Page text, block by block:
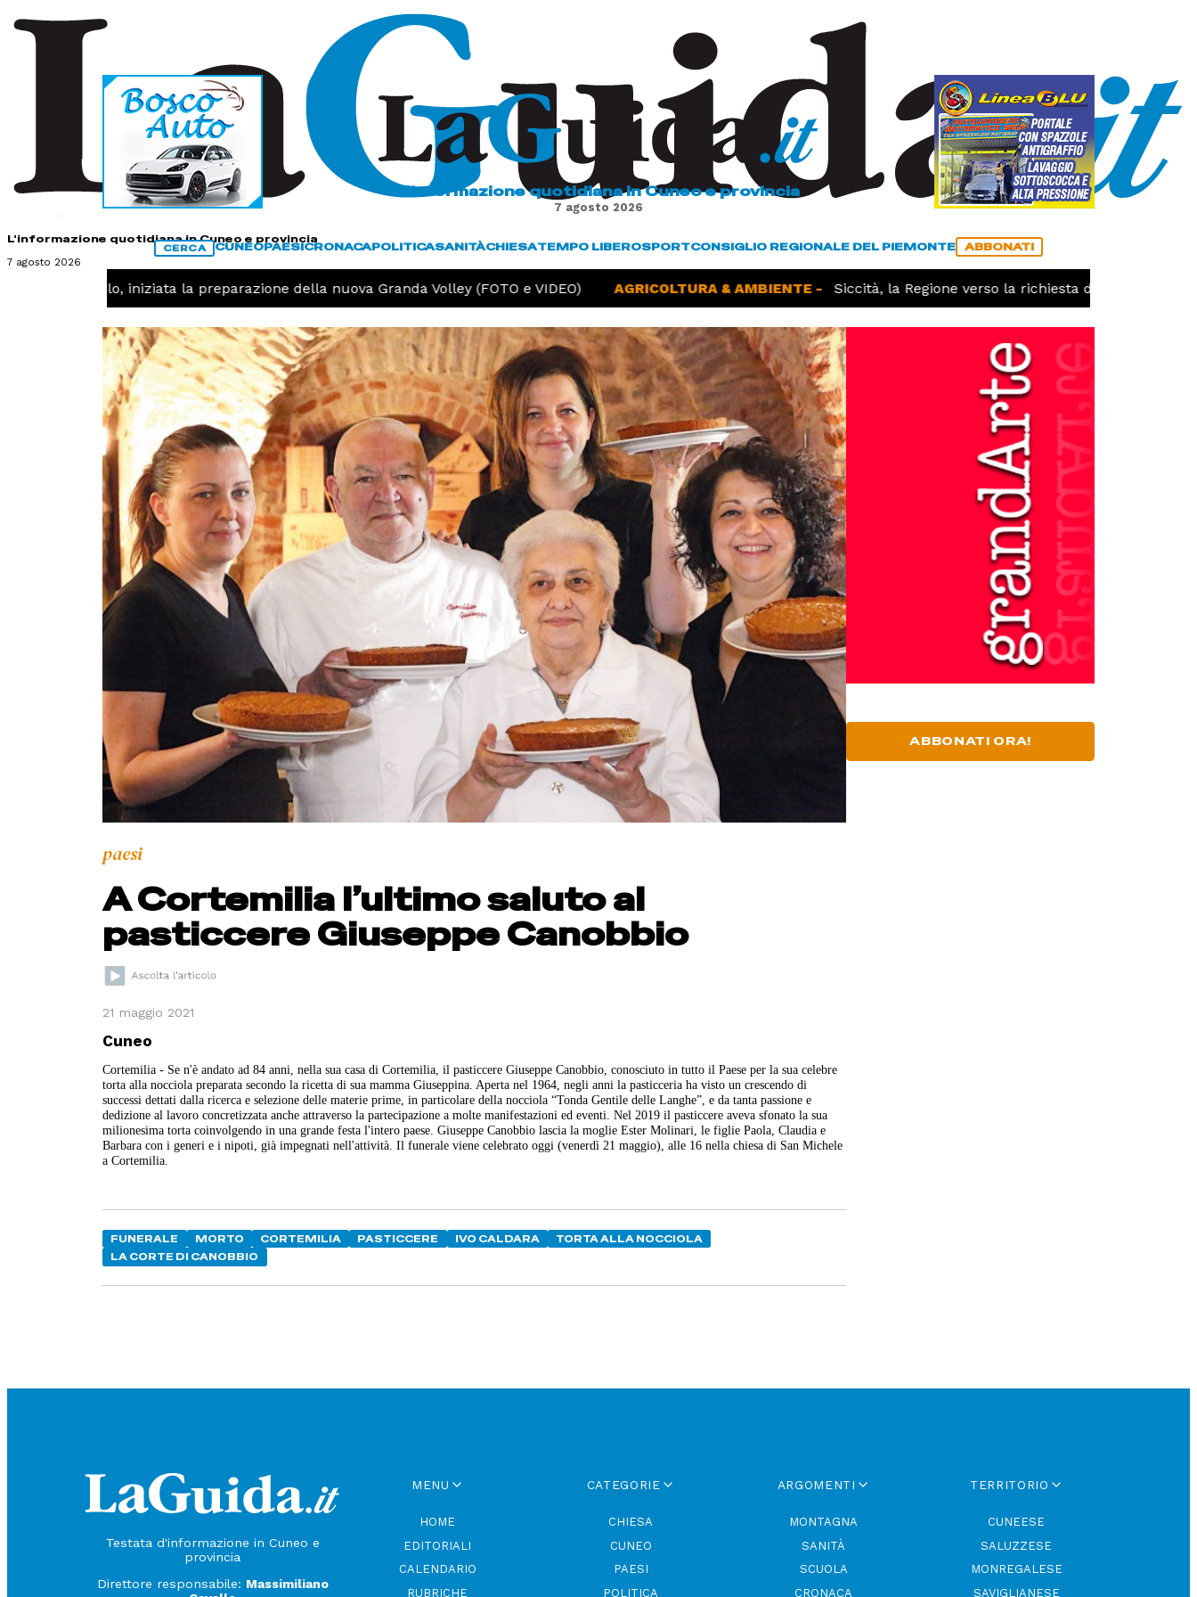
L'informazione quotidiana in Cuneo e provincia
7 agosto 2026
L'informazione quotidiana in Cuneo e provincia
7 agosto 2026
CERCA CUNEOPAESICRONACAPOLITICASANITÀCHIESATEMPO LIBEROSPORTCONSIGLIO REGIONALE DEL PIEMONTE ABBONATI
Pallavolo, iniziata la preparazione della nuova Granda Volley (FOTO e VIDEO) AGRICOLTURA & AMBIENTE - Siccità, la Regione verso la richiesta dello stato di
paesi
A Cortemilia l’ultimo saluto al
pasticcere Giuseppe Canobbio
21 maggio 2021
Cuneo
Cortemilia - Se n'è andato ad 84 anni, nella sua casa di Cortemilia, il pasticcere Giuseppe Canobbio, conosciuto in tutto il Paese per la sua celebre
torta alla nocciola preparata secondo la ricetta di sua mamma Giuseppina. Aperta nel 1964, negli anni la pasticceria ha visto un crescendo di
successi dettati dalla ricerca e selezione delle materie prime, in particolare della nocciola “Tonda Gentile delle Langhe”, e da tanta passione e
dedizione al lavoro concretizzata anche attraverso la partecipazione a molte manifestazioni ed eventi. Nel 2019 il pasticcere aveva sfonato la sua
milionesima torta coinvolgendo in una grande festa l'intero paese. Giuseppe Canobbio lascia la moglie Ester Molinari, le figlie Paola, Claudia e
Barbara con i generi e i nipoti, già impegnati nell'attività. Il funerale viene celebrato oggi (venerdì 21 maggio), alle 16 nella chiesa di San Michele
a Cortemilia.
FUNERALE MORTO CORTEMILIA PASTICCERE IVO CALDARA
TORTA ALLA NOCCIOLA
LA CORTE DI CANOBBIO
ABBONATI ORA!
Testata d'informazione in Cuneo e
provincia
Direttore responsabile: Massimiliano
MENU
HOME
EDITORIALI
CALENDARIO
RUBRICHE
CATEGORIE
CHIESA
CUNEO
PAESI
POLITICA
ARGOMENTI
MONTAGNA
SANITÀ
SCUOLA
CRONACA
TERRITORIO
CUNEESE
SALUZZESE
MONREGALESE
SAVIGLIANESE